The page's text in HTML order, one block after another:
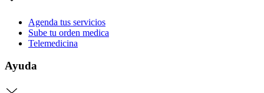
Agenda tus servicios
Sube tu orden medica
Telemedicina
Ayuda